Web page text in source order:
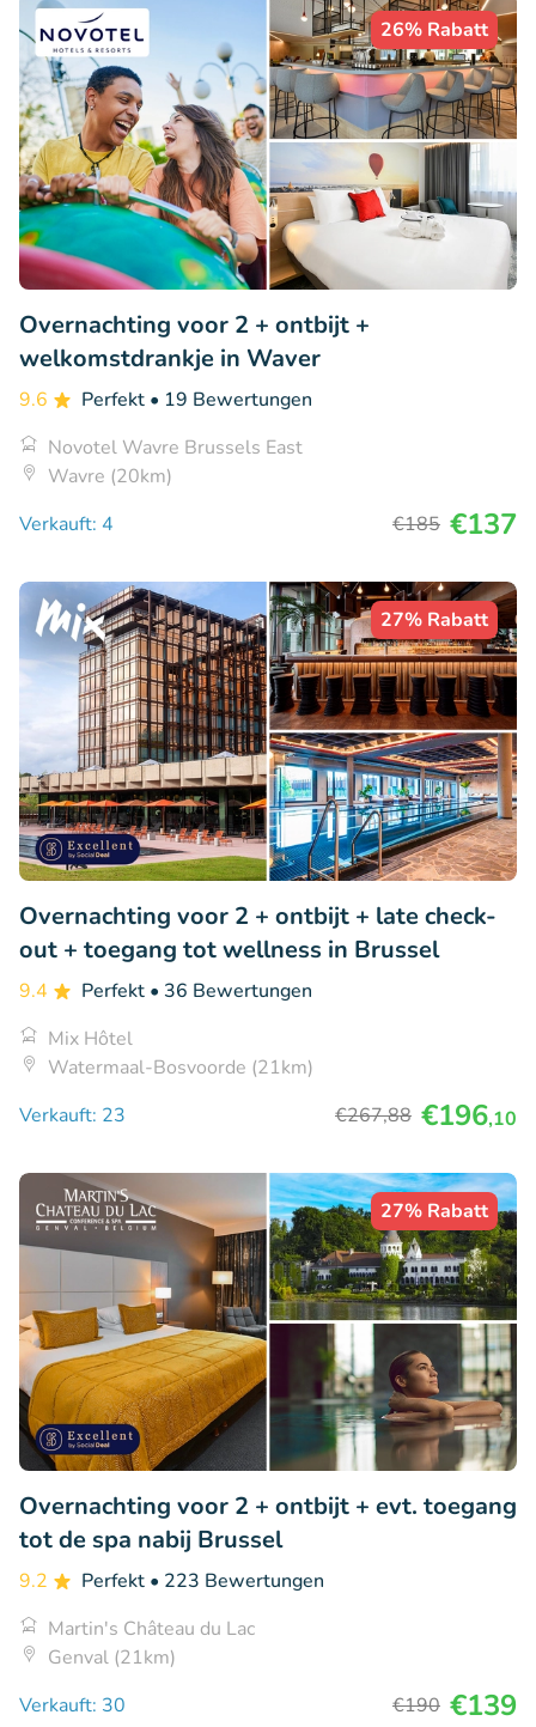
26% Rabatt
Overnachting voor 2 + ontbijt +
welkomstdrankje in Waver
9.6 Perfekt • 19 Bewertungen
Novotel Wavre Brussels East
Wavre (20km)
Verkauft: 4
€185 €137
27% Rabatt
Overnachting voor 2 + ontbijt + late check-
out + toegang tot wellness in Brussel
9.4 Perfekt • 36 Bewertungen
Mix Hôtel
Watermaal-Bosvoorde (21km)
Verkauft: 23
€267,88 €196,10
27% Rabatt
Overnachting voor 2 + ontbijt + evt. toegang
tot de spa nabij Brussel
9.2 Perfekt • 223 Bewertungen
Martin's Château du Lac
Genval (21km)
Verkauft: 30
€190 €139